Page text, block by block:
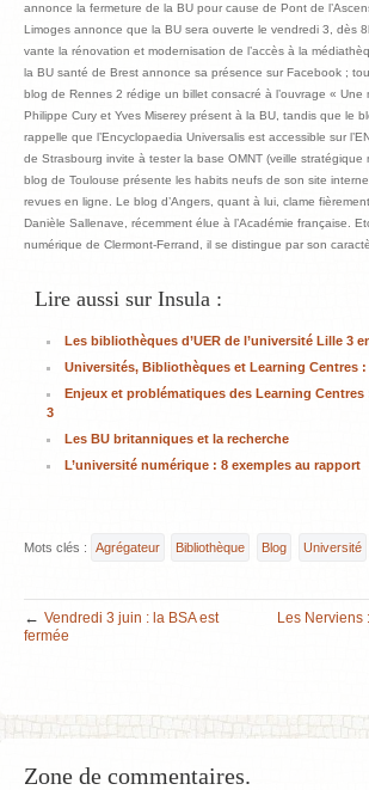
annonce la fermeture de la BU pour cause de Pont de
Limoges annonce que la BU sera ouverte le vendredi 3, dès
vante la rénovation et modernisation de l’accès à la
la BU santé de Brest annonce sa présence sur Facebook ;
blog de Rennes 2 rédige un billet consacré à l’ouvrage « Une
Philippe Cury et Yves Miserey présent à la BU, tandis que le
rappelle que l’Encyclopaedia Universalis est accessible sur
de Strasbourg invite à tester la base OMNT (veille stratégique
blog de Toulouse présente les habits neufs de son site
revues en ligne. Le blog d’Angers, quant à lui, clame
Danièle Sallenave, récemment élue à l’Académie française.
numérique de Clermont-Ferrand, il se distingue par son
Lire aussi sur Insula :
Les bibliothèques d’UER de l’université Lille 3
Universités, Bibliothèques et Learning Centres
Enjeux et problématiques des Learning Centres
3
Les BU britanniques et la recherche
L’université numérique : 8 exemples au rapport
Mots clés : Agrégateur Bibliothèque Blog Université
← Vendredi 3 juin : la BSA est
fermée
Les
Zone de commentaires.